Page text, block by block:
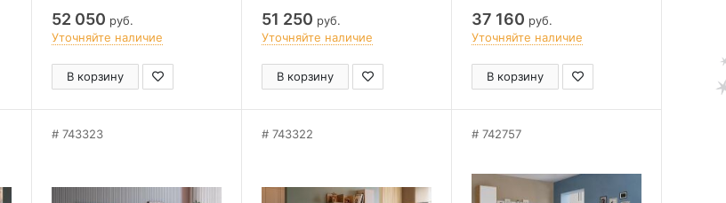
52 050 руб.
Уточняйте наличие
В корзину
51 250 руб.
Уточняйте наличие
В корзину
37 160 руб.
Уточняйте наличие
В корзину
743323 743322 742757